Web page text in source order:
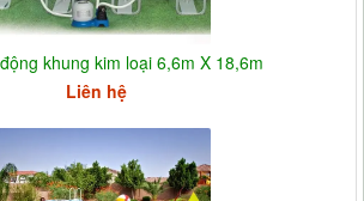
khung kim loại 6,6m X 18,6m
Liên hệ